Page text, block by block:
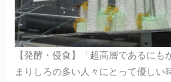
【発酵・侵食】「超高層であるにも
まりしろの多い人々にとって優しい